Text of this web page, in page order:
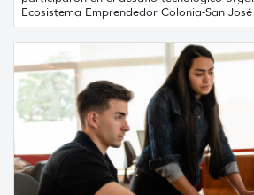
Ecosistema Emprendedor Colonia-San José